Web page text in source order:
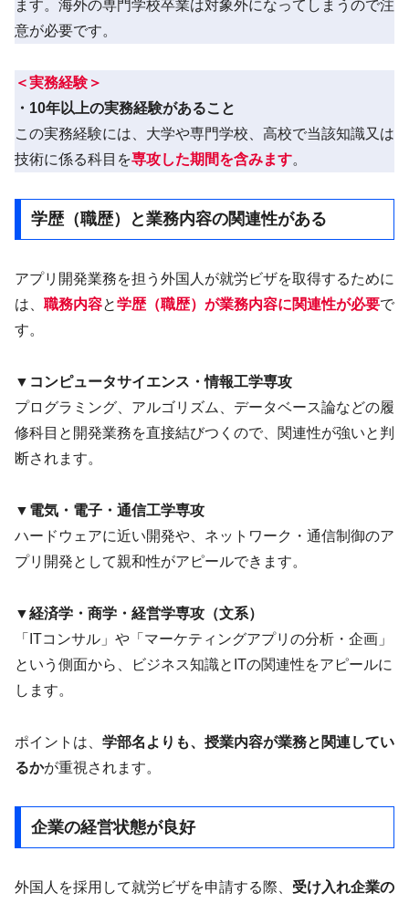
ます。海外の専門学校卒業は対象外になってしまうので注
意が必要です。
＜実務経験＞
・10年以上の実務経験があること
この実務経験には、大学や専門学校、高校で当該知識又は
技術に係る科目を専攻した期間を含みます。
学歴（職歴）と業務内容の関連性がある
アプリ開発業務を担う外国人が就労ビザを取得するために
は、 職務内容と学歴（職歴）が業務内容に関連性が必要で
す。
▼ コンピュータサイエンス・情報工学専攻
プログラミング、アルゴリズム、データベース論などの履
修科目と開発業務を直接結びつくので、関連性が強いと判
断されます。
▼電気・電子・通信工学専攻
ハードウェアに近い開発や、ネットワーク・通信制御のア
プリ開発として親和性がアピールできます。
▼経済学・商学・経営学専攻（文系）
「ITコンサル」や「マーケティングアプリの分析・企画」
という側面から、ビジネス知識とITの関連性をアピールに
します。
ポイントは、 学部名よりも、授業内容が業務と関連してい
るかが重視されます。
企業の経営状態が良好
外国人を採用して就労ビザを申請する際、 受け入れ企業の